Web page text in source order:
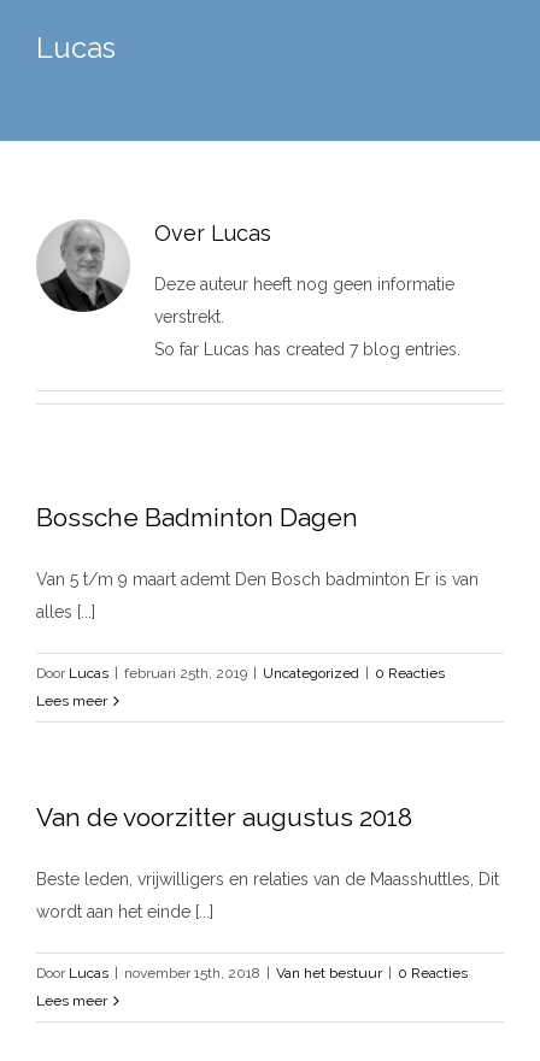
Lucas
Over Lucas
Deze auteur heeft nog geen informatie
verstrekt.
So far Lucas has created 7 blog entries.
Bossche Badminton Dagen
Van 5 t/m 9 maart ademt Den Bosch badminton Er is van
alles [...]
Door Lucas | februari 25th, 2019 | Uncategorized | 0 Reacties
Lees meer
Van de voorzitter augustus 2018
Beste leden, vrijwilligers en relaties van de Maasshuttles, Dit
wordt aan het einde [...]
Door Lucas | november 15th, 2018 | Van het bestuur | 0 Reacties
Lees meer